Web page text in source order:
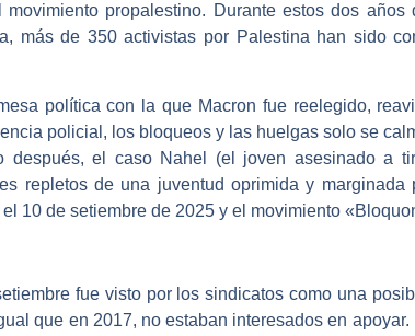
propalestino. Durante estos dos
más de 350 activistas por Palestina han sido
política con la que Macron fue reelegido,
policial, los bloqueos y las huelgas solo se
después, el caso Nahel (el joven asesinado
repletos de una juventud oprimida y
10 de setiembre de 2025 y el movimiento
fue visto por los sindicatos como una
que en 2017, no estaban interesados ​​en